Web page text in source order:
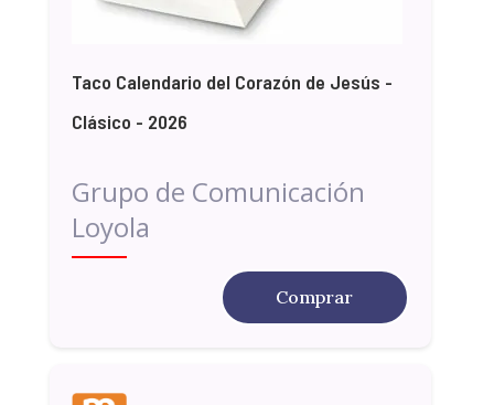
Taco Calendario del Corazón de Jesús -
Clásico - 2026
Grupo de Comunicación
Loyola
Comprar